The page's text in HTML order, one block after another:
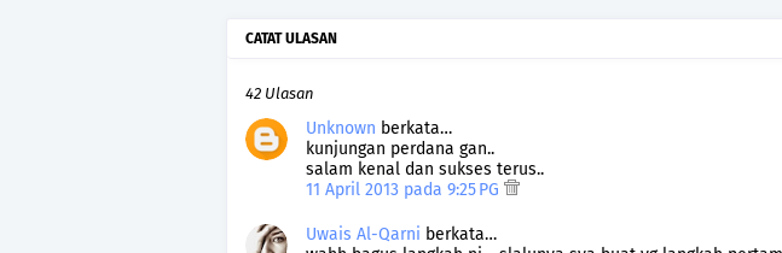
CATAT ULASAN
42 Ulasan
Unknown berkata…
kunjungan perdana gan..
salam kenal dan sukses terus..
11 April 2013 pada 9:25 PG
Uwais Al-Qarni berkata…